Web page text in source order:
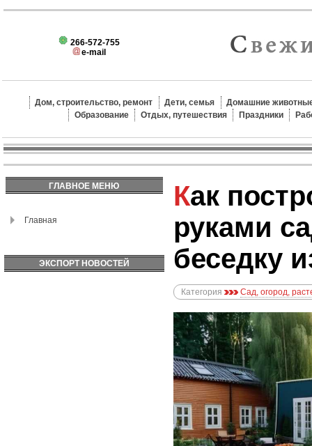
266-572-755
e-mail
Дом, строительство, ремонт Дети, семья
Домашние
Образование
Отдых, путешествия Праздники
ГЛАВНОЕ МЕНЮ
Главная
ЭКСПОРТ НОВОСТЕЙ
Как построить своими
руками
беседку
Категория Сад, огород,